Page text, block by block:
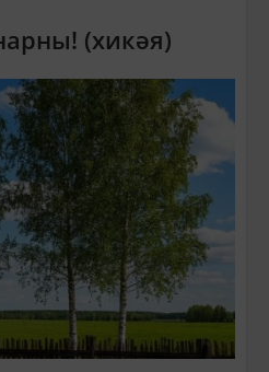
(хикәя)